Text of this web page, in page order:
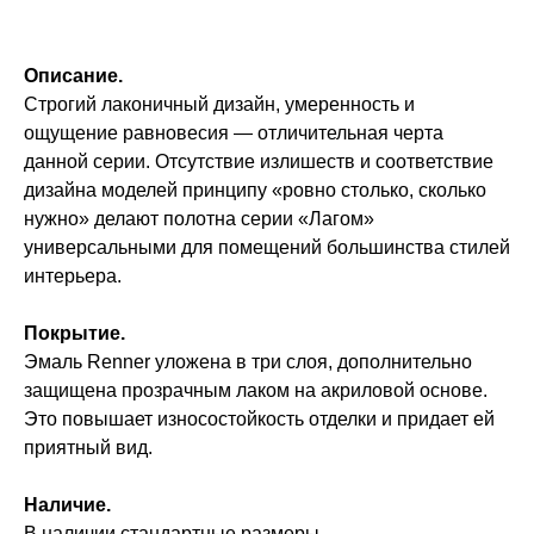
Описание.
Строгий лаконичный дизайн, умеренность и
ощущение равновесия — отличительная черта
данной серии. Отсутствие излишеств и соответствие
дизайна моделей принципу «ровно столько, сколько
нужно» делают полотна серии «Лагом»
универсальными для помещений большинства стилей
интерьера.
Покрытие.
Эмаль Renner уложена в три слоя, дополнительно
защищена прозрачным лаком на акриловой основе.
Это повышает износостойкость отделки и придает ей
приятный вид.
Наличие.